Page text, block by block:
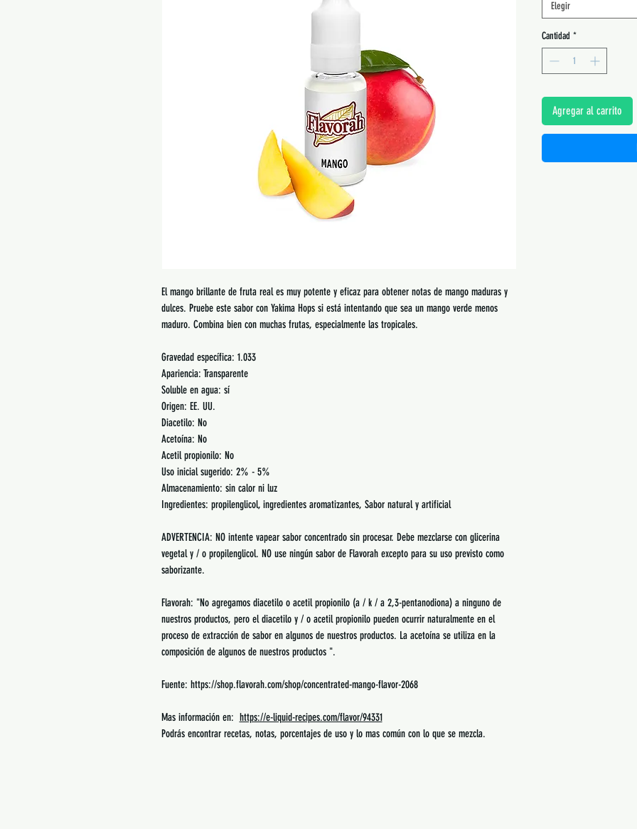
El mango brillante de fruta real es muy potente y eficaz para obtener notas de mango maduras y
dulces. Pruebe este sabor con Yakima Hops si está intentando que sea un mango verde menos
maduro. Combina bien con muchas frutas, especialmente las tropicales.
Gravedad específica: 1.033
Apariencia: Transparente
Soluble en agua: sí
Origen: EE. UU.
Diacetilo: No
Acetoína: No
Acetil propionilo: No
Uso inicial sugerido: 2% - 5%
Almacenamiento: sin calor ni luz
Ingredientes: propilenglicol, ingredientes aromatizantes, Sabor natural y artificial
ADVERTENCIA: NO intente vapear sabor concentrado sin procesar. Debe mezclarse con glicerina
vegetal y / o propilenglicol. NO use ningún sabor de Flavorah excepto para su uso previsto como
saborizante.
Flavorah: "No agregamos diacetilo o acetil propionilo (a / k / a 2,3-pentanodiona) a ninguno de
nuestros productos, pero el diacetilo y / o acetil propionilo pueden ocurrir naturalmente en el
proceso de extracción de sabor en algunos de nuestros productos. La acetoína se utiliza en la
composición de algunos de nuestros productos ".
Fuente: https://shop.flavorah.com/shop/concentrated-mango-flavor-2068
Mas información en: https://e-liquid-recipes.com/flavor/94331
Podrás encontrar recetas, notas, porcentajes de uso y lo mas común con lo que se mezcla.
Elegir
Cantidad *
Agregar al carrito